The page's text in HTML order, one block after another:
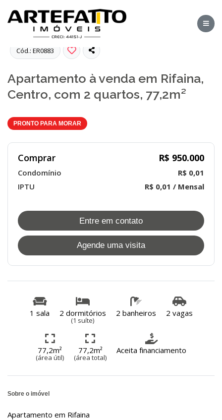
Cód.: ER0883
Apartamento à venda em Rifaina,
Centro, com 2 quartos, 77,2m²
PRONTO PARA MORAR
Comprar R$ 950.000
Condomínio
R$ 0,01
IPTU
R$ 0,01 / Mensal
Entre em contato
Agende uma visita
1 sala 2 dormitórios
(1 suíte)
2 banheiros 2 vagas
77,2m²
(área útil)
77,2m²
(área total)
Aceita financiamento
Sobre o imóvel
Apartamento em Rifaina